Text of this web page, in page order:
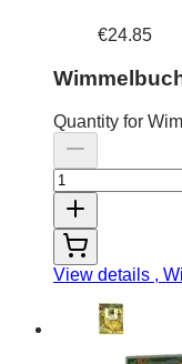
€24.85
Quantity for
View details ,